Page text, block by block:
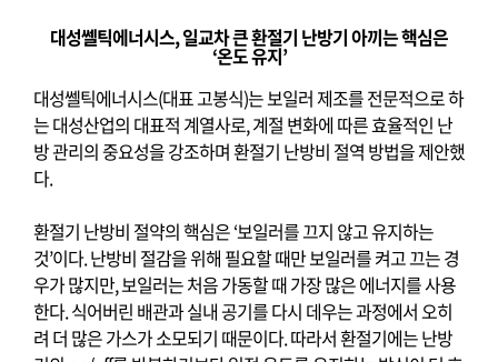
대성쎌틱에너시스,일교차 큰 환절기 난방기 아끼는 핵심은
‘온도 유지’
대성쎌틱에너시스(대표 고봉식)는 보일러 제조를 전문적으로 하
는 대성산업의 대표적 계열사로,계절 변화에 따른 효율적인 난
방 관리의 중요성을 강조하며 환절기 난방비 절역 방법을 제안했
다.
환절기 난방비 절약의 핵심은‘보일러를 끄지 않고 유지하는
것’이다.난방비 절감을 위해 필요할 때만 보일러를 켜고 끄는 경
우가 많지만,보일러는 처음 가동할 때 가장 많은 에너지를 사용
한다.식어버린 배관과 실내 공기를 다시 데우는 과정에서 오히
려 더 많은 가스가 소모되기 때문이다.따라서 환절기에는 난방